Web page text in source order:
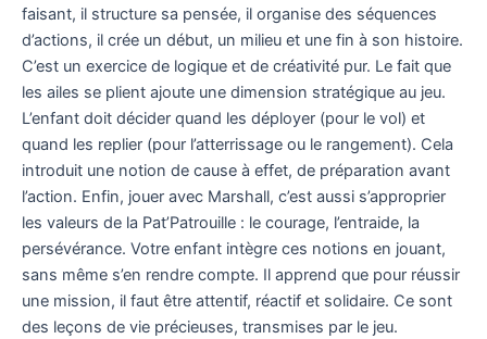
faisant, il structure sa pensée, il organise des séquences
d’actions, il crée un début, un milieu et une fin à son histoire.
C’est un exercice de logique et de créativité pur. Le fait que
les ailes se plient ajoute une dimension stratégique au jeu.
L’enfant doit décider quand les déployer (pour le vol) et
quand les replier (pour l’atterrissage ou le rangement). Cela
introduit une notion de cause à effet, de préparation avant
l’action. Enfin, jouer avec Marshall, c’est aussi s’approprier
les valeurs de la Pat’Patrouille : le courage, l’entraide, la
persévérance. Votre enfant intègre ces notions en jouant,
sans même s’en rendre compte. Il apprend que pour réussir
une mission, il faut être attentif, réactif et solidaire. Ce sont
des leçons de vie précieuses, transmises par le jeu.